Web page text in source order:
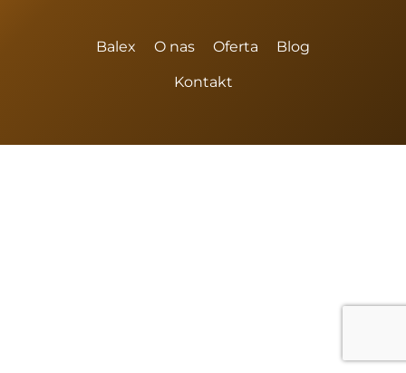
Balex O nas Oferta Blog
Kontakt